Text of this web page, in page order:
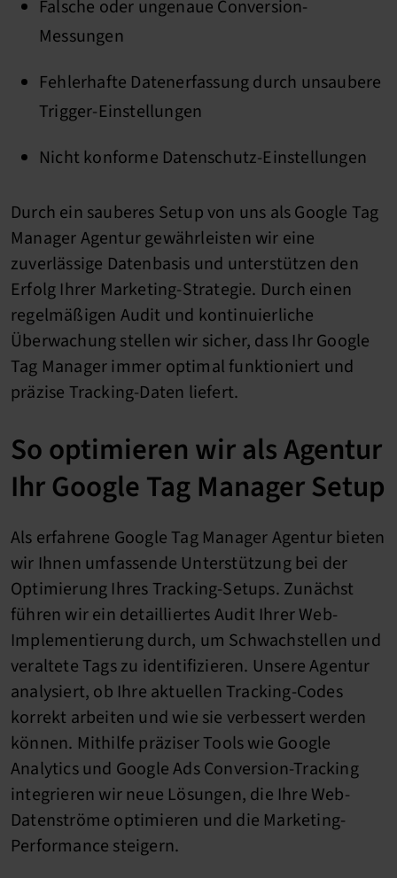
Falsche oder ungenaue Conversion-
Messungen
Fehlerhafte Datenerfassung durch unsaubere
Trigger-Einstellungen
Nicht konforme Datenschutz-Einstellungen
Durch ein sauberes Setup von uns als Google Tag
Manager Agentur gewährleisten wir eine
zuverlässige Datenbasis und unterstützen den
Erfolg Ihrer Marketing-Strategie. Durch einen
regelmäßigen Audit und kontinuierliche
Überwachung stellen wir sicher, dass Ihr Google
Tag Manager immer optimal funktioniert und
präzise Tracking-Daten liefert.
So optimieren wir als Agentur
Ihr Google Tag Manager Setup
Als erfahrene Google Tag Manager Agentur bieten
wir Ihnen umfassende Unterstützung bei der
Optimierung Ihres Tracking-Setups. Zunächst
führen wir ein detailliertes Audit Ihrer Web-
Implementierung durch, um Schwachstellen und
veraltete Tags zu identifizieren. Unsere Agentur
analysiert, ob Ihre aktuellen Tracking-Codes
korrekt arbeiten und wie sie verbessert werden
können. Mithilfe präziser Tools wie Google
Analytics und Google Ads Conversion-Tracking
integrieren wir neue Lösungen, die Ihre Web-
Datenströme optimieren und die Marketing-
Performance steigern.